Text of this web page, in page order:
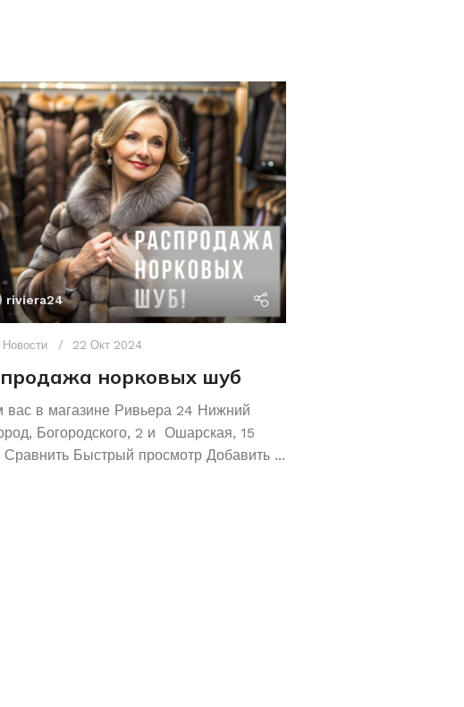
riviera24
Новости 22 Окт 2024
норковых шуб
в магазине Ривьера 24 Нижний
Богородского, 2 и Ошарская, 15
Быстрый просмотр Добавить ...